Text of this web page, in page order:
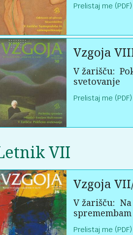
Prelistaj me (PDF)
Vzgoja
V žarišču:
svetovanje
Prelistaj me (PDF)
VII
Vzgoja
V žarišču:
spremembam
Prelistaj me (PDF)